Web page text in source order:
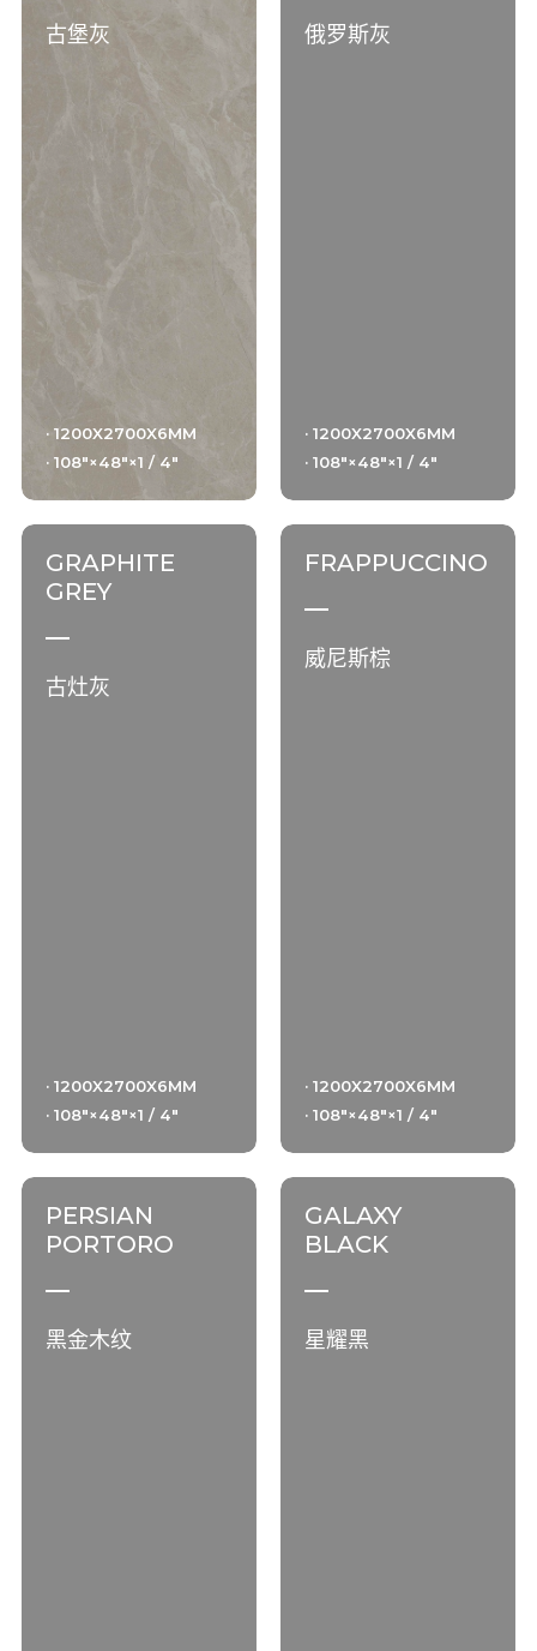
古堡灰
· 1200X2700X6MM
· 108"×48"×1 / 4"
俄罗斯灰
· 1200X2700X6MM
· 108"×48"×1 / 4"
GRAPHITE
GREY
古灶灰
· 1200X2700X6MM
· 108"×48"×1 / 4"
FRAPPUCCINO
威尼斯棕
· 1200X2700X6MM
· 108"×48"×1 / 4"
PERSIAN
PORTORO
黑金木纹
GALAXY
BLACK
星耀黑